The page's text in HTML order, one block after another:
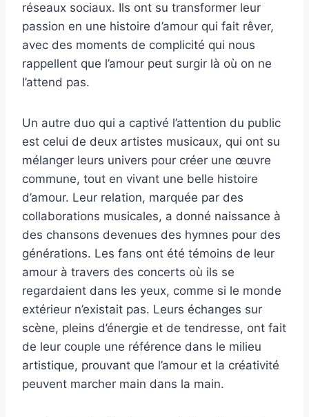
réseaux sociaux. Ils ont su transformer leur
passion en une histoire d’amour qui fait rêver,
avec des moments de complicité qui nous
rappellent que l’amour peut surgir là où on ne
l’attend pas.
Un autre duo qui a captivé l’attention du public
est celui de deux artistes musicaux, qui ont su
mélanger leurs univers pour créer une œuvre
commune, tout en vivant une belle histoire
d’amour. Leur relation, marquée par des
collaborations musicales, a donné naissance à
des chansons devenues des hymnes pour des
générations. Les fans ont été témoins de leur
amour à travers des concerts où ils se
regardaient dans les yeux, comme si le monde
extérieur n’existait pas. Leurs échanges sur
scène, pleins d’énergie et de tendresse, ont fait
de leur couple une référence dans le milieu
artistique, prouvant que l’amour et la créativité
peuvent marcher main dans la main.